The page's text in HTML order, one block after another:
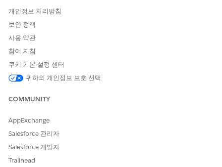
앱 템플릿 만들기
앱 템플릿은 하나 이상의 Tableau Next 작업 영역의 자산을 번
들로 제공하므로 관련 인사이트 및 데이터 소스를 공유할 수 있
습니다.
앱 템플릿 편집 또는 삭제
Tableau Next 템플릿의 세부 사항 또는 자원을 편집하거나, 템
플릿 자원을 제거하거나, 템플릿을 삭제합니다.
Tableau Next의 템플릿 페이지에 사용자 및 다른 사용자가 만
용자 정의된 작업 영역 기능을 설치합니다.
Tableau Next 앱 템플릿을 다운로드하여 설치 플로에 변수, 규
칙 및 체인을 사용하여 사용자 정의를 추가합니다. 다운로드된
개인정보 처리방침
보안 정책
사용 약관
참여 지침
쿠키 기본 설정 센터
귀하의 개인정보 보호 선택
COMMUNITY
AppExchange
Salesforce 관리자
Salesforce 개발자
Trailhead